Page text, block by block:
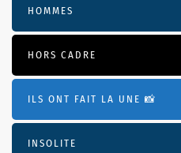
HOMMES
HORS CADRE
ILS ONT FAIT LA UNE 📸
INSOLITE